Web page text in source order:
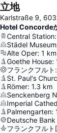
立地
Karlstraße 9,
Hotel Concorde
Central Station:
Städel Museum
Alte Oper: 1 km
Goethe House:
フランクフルト :
St. Paul's
Römer: 1.3 km
Senckenberg
Imperial
Palmengarten:
Deutsche Bank
フランクフル